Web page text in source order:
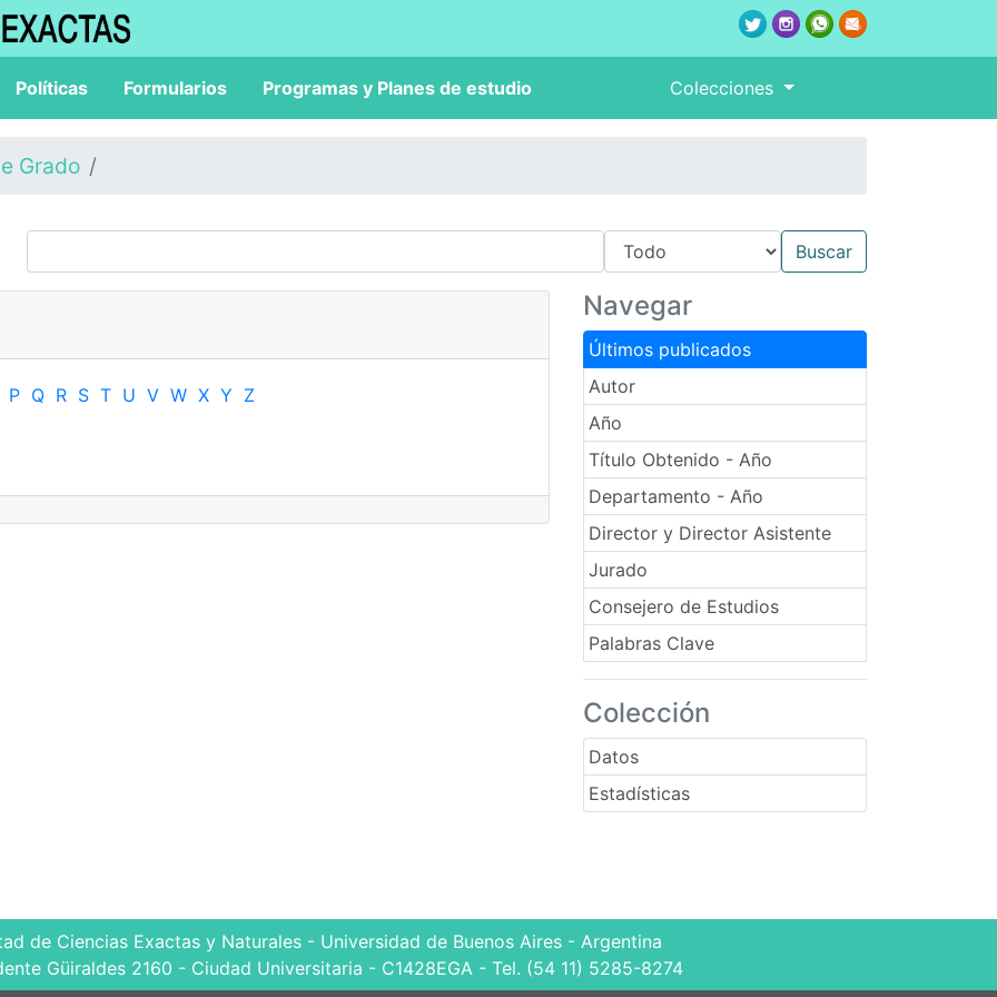
Políticas Formularios Programas y Planes de estudio Colecciones
Grado
Navegar
Últimos publicados
Autor
Año
Título Obtenido - Año
Departamento - Año
Director y Director Asistente
Jurado
Consejero de Estudios
Palabras Clave
Colección
Datos
Estadísticas
P Q R S T U V W X Y Z
de Ciencias Exactas y Naturales - Universidad de Buenos Aires - Argentina
Güiraldes 2160 - Ciudad Universitaria - C1428EGA - Tel. (54 11) 5285-8274